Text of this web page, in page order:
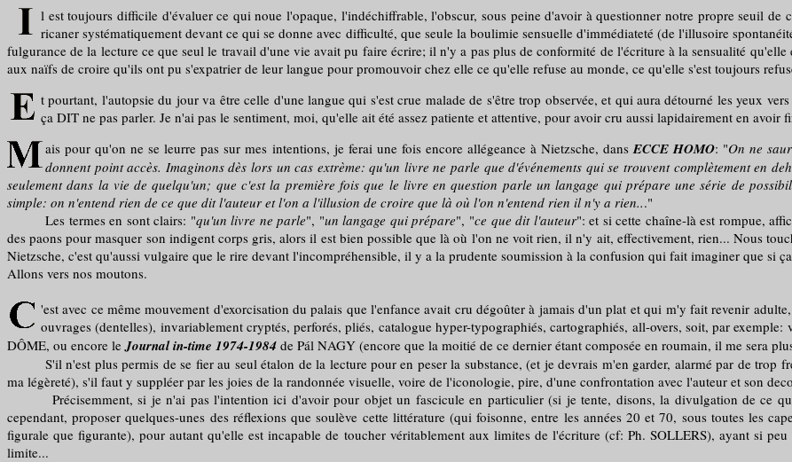
l est toujours difficile d'évaluer ce qui noue l'opaque, l'indéchiffrable, l'obscur, sous peine d'avoir à questionner notre propre seuil
ricaner systématiquement devant ce qui se donne avec difficulté, que seule la boulimie sensuelle d'immédiateté (de l'illusoire
fulgurance de la lecture ce que seul le travail d'une vie avait pu faire écrire; il n'y a pas plus de conformité de l'écriture à la sensualité
aux naïfs de croire qu'ils ont pu s'expatrier de leur langue pour promouvoir chez elle ce qu'elle refuse au monde, ce qu'elle s'est toujours
t pourtant, l'autopsie du jour va être celle d'une langue qui s'est crue malade de s'être trop observée, et qui aura détourné les yeux
ça DIT ne pas parler. Je n'ai pas le sentiment, moi, qu'elle ait été assez patiente et attentive, pour avoir cru aussi lapidairement en avoir
ais pour qu'on ne se leurre pas sur mes intentions, je ferai une fois encore allégeance à Nietzsche, dansECCE HOMO: "On ne
donnent point accès. Imaginons dès lors un cas extrème: qu'un livre ne parle que d'événements qui se trouvent complètement en
seulement dans la vie de quelqu'un; que c'est la première fois que le livre en question parle un langage qui prépare une série de
simple: on n'entend rien de ce que dit l'auteur et l'on a l'illusion de croire que là où l'on n'entend rien il n'y a rien..."
Les termes en sont clairs: "qu'un livre ne parle", "un langage qui prépare", "ce que dit l'auteur": et si cette chaîne-là est rompue,
des paons pour masquer son indigent corps gris, alors il est bien possible que là où l'on ne voit rien, il n'y ait, effectivement, rien... Nous
Nietzsche, c'est qu'aussi vulgaire que le rire devant l'incompréhensible, il y a la prudente soumission à la confusion qui fait imaginer que si
Allons vers nos moutons.
'est avec ce même mouvement d'exorcisation du palais que l'enfance avait cru dégoûter à jamais d'un plat et qui m'y fait revenir
ouvrages (dentelles), invariablement cryptés, perforés, pliés, catalogue hyper-typographiés, cartographiés, all-overs, soit, par exemple:
DÔME, ou encore leJournal in-time 1974-1984 de Pál NAGY (encore que la moitié de ce dernier étant composée en roumain, il me sera
S'il n'est plus permis de se fier au seul étalon de la lecture pour en peser la substance, (et je devrais m'en garder, alarmé par de trop
ma légèreté), s'il faut y suppléer par les joies de la randonnée visuelle, voire de l'iconologie, pire, d'une confrontation avec l'auteur et son
Précisemment, si je n'ai pas l'intention ici d'avoir pour objet un fascicule en particulier (si je tente, disons, la divulgation de ce qui
cependant, proposer quelques-unes des réflexions que soulève cette littérature (qui foisonne, entre les années 20 et 70, sous toutes les
figurale que figurante), pour autant qu'elle est incapable de toucher véritablement aux limites de l'écriture (cf: Ph. SOLLERS), ayant si
limite...